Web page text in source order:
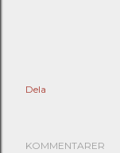
Dela
KOMMENTARER